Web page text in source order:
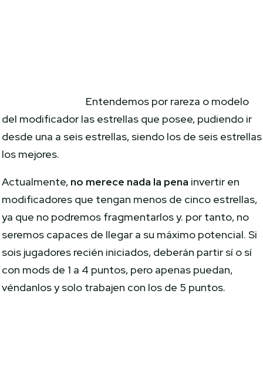
Entendemos por rareza o modelo
del modificador las estrellas que posee, pudiendo ir
desde una a seis estrellas, siendo los de seis estrellas
los mejores.
Actualmente, no merece nada la pena invertir en
modificadores que tengan menos de cinco estrellas,
ya que no podremos fragmentarlos y. por tanto, no
seremos capaces de llegar a su máximo potencial. Si
sois jugadores recién iniciados, deberán partir sí o sí
con mods de 1 a 4 puntos, pero apenas puedan,
véndanlos y solo trabajen con los de 5 puntos.